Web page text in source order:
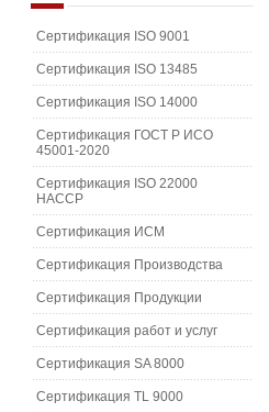
Сертификация ISO 9001
Сертификация ISO 13485
Сертификация ISO 14000
Сертификация ГОСТ Р ИСО
45001-2020
Сертификация ISO 22000
HACCP
Сертификация ИСМ
Сертификация Производства
Сертификация Продукции
Сертификация работ и услуг
Сертификация SA 8000
Сертификация TL 9000